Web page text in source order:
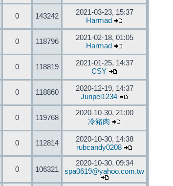
0 143242
2021-03-23, 15:37
Harmad
0 118796
2021-02-18, 01:05
Harmad
0 118819
2021-01-25, 14:37
CSY
0 118860
2020-12-19, 14:37
Junpei1234
0 119768
2020-10-30, 21:00
冷豬肉
0 112814
2020-10-30, 14:38
rubcandy0208
0 106321
2020-10-30, 09:34
spa0619@yahoo.com.tw